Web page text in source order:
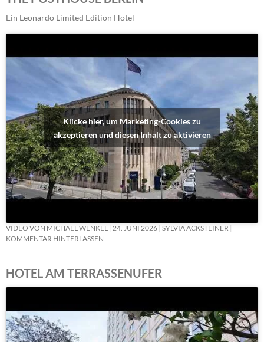
Ein Leonardo Limited Edition Hotel
Klicke hier, um Marketing-Cookies zu
akzeptieren und diesen Inhalt zu aktivieren
VIDEO VON MICHAEL WENKEL 24. JUNI 2026 SYLVIA ACKSTEINER
KOMMENTAR HINTERLASSEN
HOTEL AM TERRASSENUFER